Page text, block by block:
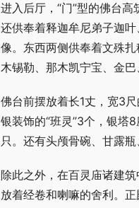
进入后厅，“门”型的佛台
还供奉着释迦牟尼弟子迦
像。东西两侧供奉着文殊
木锡勒、那木凯宁宝、金
佛台前摆放着长1丈，宽3
银装饰的“班灵”3个，银塔
只。还有头颅骨碗、甘露
除此之外，在百灵庙诸建
放着经卷和喇嘛的舍利。